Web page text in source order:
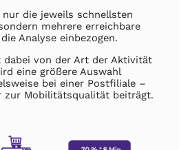
die jeweils schnellsten
mehrere erreichbare
Analyse einbezogen.
dabei von der Art der Aktivität
eine größere Auswahl
bei einer Postfiliale –
zur Mobilitätsqualität beiträgt.